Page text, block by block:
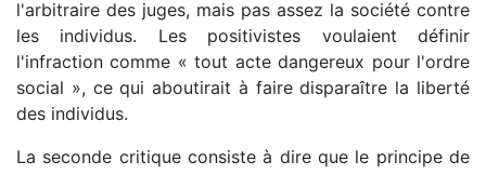
l'arbitraire des juges, mais pas assez la société contre
les individus. Les positivistes voulaient définir
l'infraction comme « tout acte dangereux pour l'ordre
social », ce qui aboutirait à faire disparaître la liberté
des individus.
La seconde critique consiste à dire que le principe de